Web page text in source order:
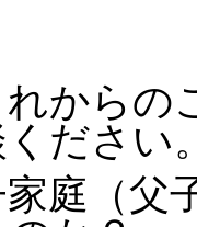
から
ださい
家庭（